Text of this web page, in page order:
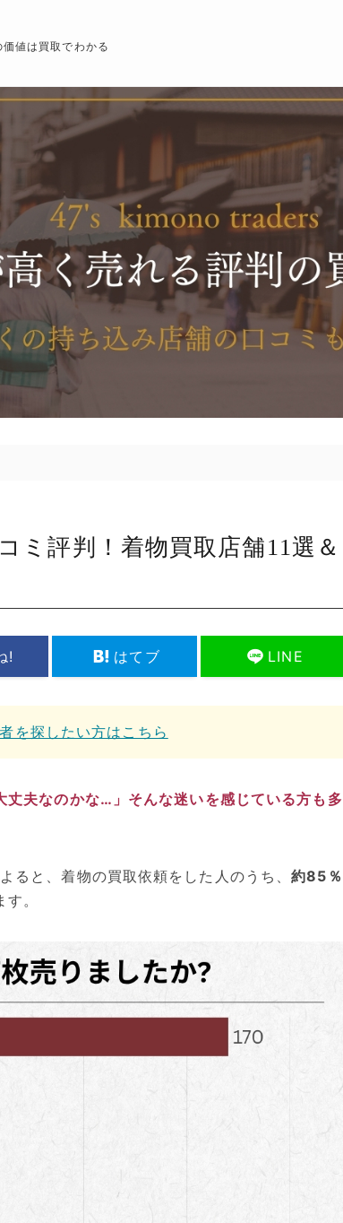
値は買取でわかる
ミ評判！着物買取店舗11選＆
! はてブ LINE
を探したい方はこちら
丈夫なのかな…」そんな迷いを感じている方も多
ると、着物の買取依頼をした人のうち、約85％
。